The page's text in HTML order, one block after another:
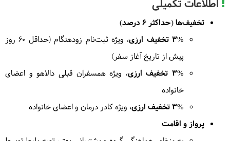
پس از صبحانه به سمت نایواشا حرکت میکنیم. پس از
ناهار و استراحتی کوتاه بعدازظهر زمان گشت در پارک ملی
hells gate فرا می‌رسد. در این پارک ملی می‌توانید از
نزدیک با حیوانات عکس بگیرید. (تنها پارک ملی که
میتوانید پیاده و یا با دوچرخه در این پارک به گردش
بپردازید).
= لوج نایواشا
اطلاعات تکمیلی
تخفیف‌ها (حداکثر 6 درصد)
3% تخفیف ارزی
، ویژه ثبت‌نام زودهنگام (حداقل ۶۰ روز
پیش از تاریخ آغاز سفر)
3% تخفیف ارزی
، ویژه همسفران قبلی دالاهو و اعضای
خانواده
3% تخفیف ارزی
، ویژه کادر درمان و اعضای خانواده
پرواز و اقامت